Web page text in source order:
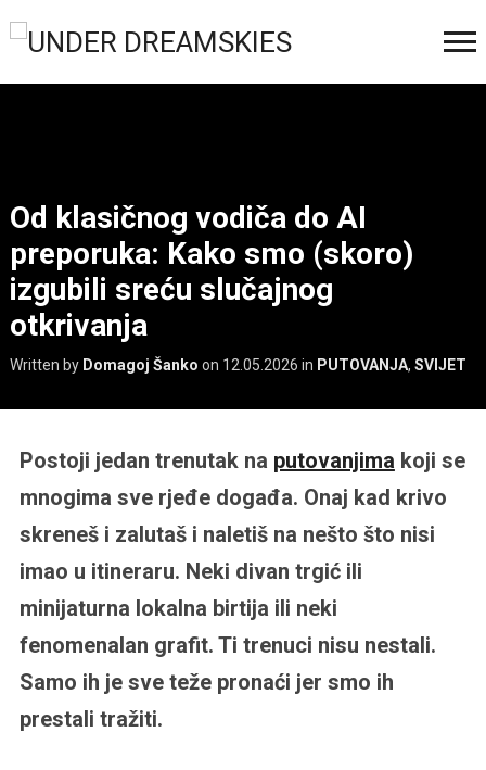
Od klasičnog vodiča do AI
preporuka: Kako smo (skoro)
izgubili sreću slučajnog
otkrivanja
Written by Domagoj Šanko on 12.05.2026 in PUTOVANJA, SVIJET
Postoji jedan trenutak na putovanjima koji se
mnogima sve rjeđe događa. Onaj kad krivo
skreneš i zalutaš i naletiš na nešto što nisi
imao u itineraru. Neki divan trgić ili
minijaturna lokalna birtija ili neki
fenomenalan grafit. Ti trenuci nisu nestali.
Samo ih je sve teže pronaći jer smo ih
prestali tražiti.